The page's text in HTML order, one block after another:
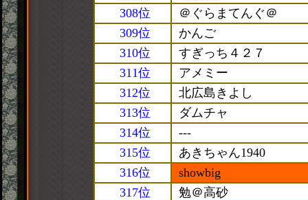
308位
＠ぐらまてんぐ＠
309位
かんご
310位
すぎっち４２７
311位
アメミー
312位
北広島きよし
313位
ダムチャ
314位
---
315位
あきちゃん1940
316位
showbig
317位
勉＠高砂